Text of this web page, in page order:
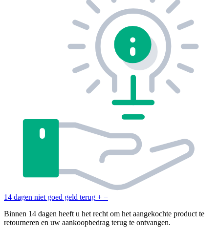
14 dagen niet goed geld terug + −
Binnen 14 dagen heeft u het recht om het aangekochte product te
retourneren en uw aankoopbedrag terug te ontvangen.